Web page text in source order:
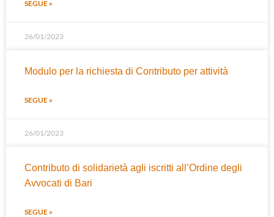
SEGUE »
26/01/2023
Modulo per la richiesta di Contributo per attività
SEGUE »
26/01/2023
Contributo di solidarietà agli iscritti all’Ordine degli
Avvocati di Bari
SEGUE »